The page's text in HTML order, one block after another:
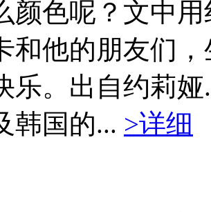
颜色呢？文中
和他的朋友们
乐。出自约莉
韩国的... >详细